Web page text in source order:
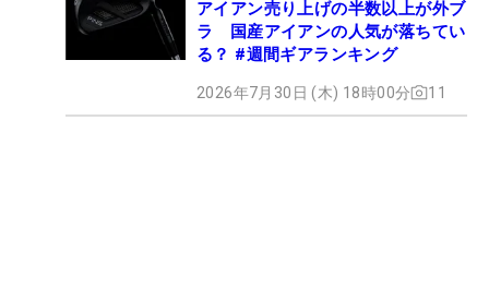
アイアン売り上げの半数以上が外ブ
ラ 国産アイアンの人気が落ちてい
る？ #週間ギアランキング
2026年7月30日 (木) 18時00分 11